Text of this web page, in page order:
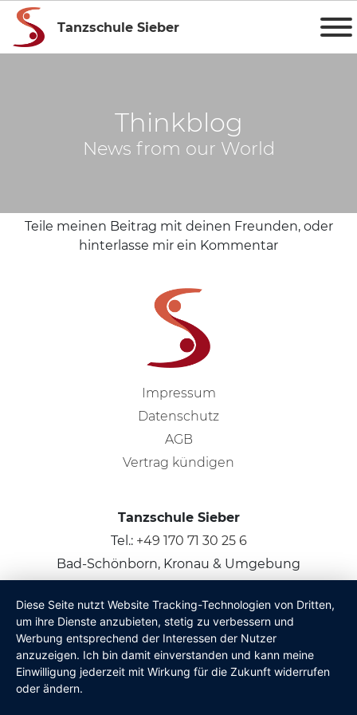
Tanzschule Sieber
Thinkblog
News from our World
Teile meinen Beitrag mit deinen Freunden, oder
hinterlasse mir ein Kommentar
Impressum
Datenschutz
AGB
Vertrag kündigen
Tanzschule Sieber
Tel.: +49 170 71 30 25 6
Bad-Schönborn, Kronau & Umgebung
© 2026 Claus Sieber
Diese Seite nutzt Website Tracking-Technologien von Dritten,
um ihre Dienste anzubieten, stetig zu verbessern und
Werbung entsprechend der Interessen der Nutzer
anzuzeigen. Ich bin damit einverstanden und kann meine
Einwilligung jederzeit mit Wirkung für die Zukunft widerrufen
oder ändern.